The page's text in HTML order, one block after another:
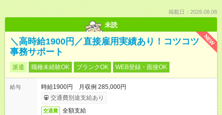
掲載日：2026.08.08
未読
NEW
＼高時給1900円／直接雇用実績あり！コツコツ
事務サポート
派遣 職種未経験OK ブランクOK WEB登録・面接OK
給与
時給1900円 月収例 285,000円
交通費別途支給あり
交通費 全額支給